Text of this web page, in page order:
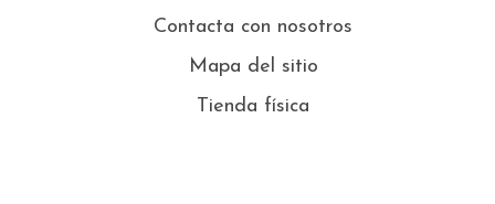
Contacta con nosotros
Mapa del sitio
Tienda física